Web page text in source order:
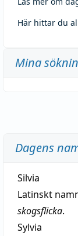
Här hittar du
Mina
Dagens
Silvia
Latinskt
skogsflicka.
Sylvia